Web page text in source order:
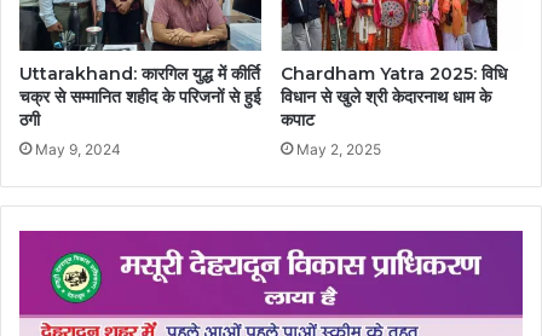
Uttarakhand: कारगिल युद्ध में कीर्ति
चक्र से सम्मानित शहीद के परिजनों से हुई
ठगी
May 9, 2024
Chardham Yatra 2025: विधि
विधान से खुले श्री केदारनाथ धाम के
कपाट
May 2, 2025